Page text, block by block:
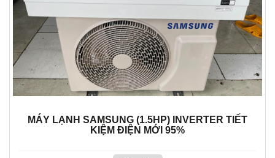
MÁY LẠNH SAMSUNG (1.5HP) INVERTER TIẾT
KIỆM ĐIỆN MỚI 95%